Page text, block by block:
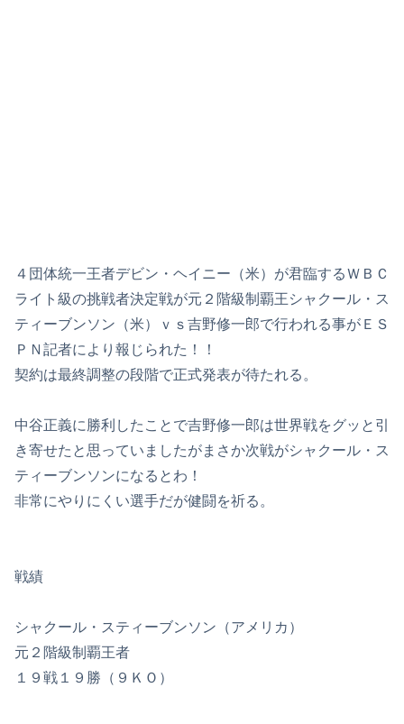
４団体統一王者デビン・ヘイニー（米）が君臨するＷＢＣ
ライト級の挑戦者決定戦が元２階級制覇王シャクール・ス
ティーブンソン（米）ｖｓ吉野修一郎で行われる事がＥＳ
ＰＮ記者により報じられた！！
契約は最終調整の段階で正式発表が待たれる。
中谷正義に勝利したことで吉野修一郎は世界戦をグッと引
き寄せたと思っていましたがまさか次戦がシャクール・ス
ティーブンソンになるとわ！
非常にやりにくい選手だが健闘を祈る。
戦績
シャクール・スティーブンソン（アメリカ）
元２階級制覇王者
１９戦１９勝（９ＫＯ）